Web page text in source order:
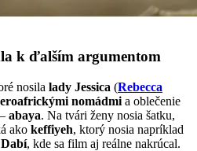
k ďalším argumentom
nosila lady Jessica (Rebecca
nomádmi a oblečenie
abaya. Na tvári ženy nosia šatku,
ako keffiyeh, ktorý nosia napríklad
, kde sa film aj reálne nakrúcal.